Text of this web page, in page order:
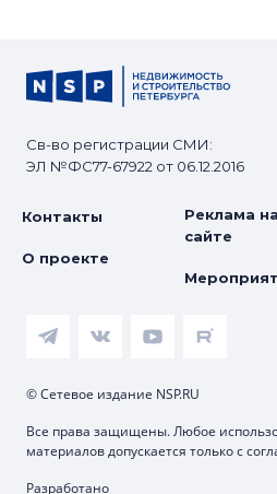
Св-во регистрации СМИ:
ЭЛ №ФС77-67922 от 06.12.2016
Контакты
О проекте
Реклама на
сайте
© Сетевое издание NSP.RU
Все права защищены. Любое
материалов допускается только с
Разработано